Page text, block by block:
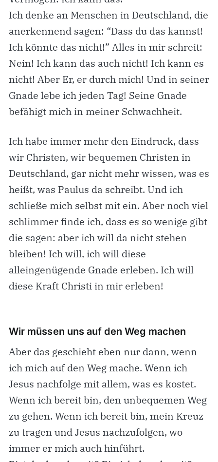
Ich denke an Menschen in Deutschland, die
anerkennend sagen: “Dass du das kannst!
Ich könnte das nicht!” Alles in mir schreit:
Nein! Ich kann das auch nicht! Ich kann es
nicht! Aber Er, er durch mich! Und in seiner
Gnade lebe ich jeden Tag! Seine Gnade
befähigt mich in meiner Schwachheit.
Ich habe immer mehr den Eindruck, dass
wir Christen, wir bequemen Christen in
Deutschland, gar nicht mehr wissen, was es
heißt, was Paulus da schreibt. Und ich
schließe mich selbst mit ein. Aber noch viel
schlimmer finde ich, dass es so wenige gibt
die sagen: aber ich will da nicht stehen
bleiben! Ich will, ich will diese
alleingenügende Gnade erleben. Ich will
diese Kraft Christi in mir erleben!
Wir müssen uns auf den Weg machen
Aber das geschieht eben nur dann, wenn
ich mich auf den Weg mache. Wenn ich
Jesus nachfolge mit allem, was es kostet.
Wenn ich bereit bin, den unbequemen Weg
zu gehen. Wenn ich bereit bin, mein Kreuz
zu tragen und Jesus nachzufolgen, wo
immer er mich auch hinführt.